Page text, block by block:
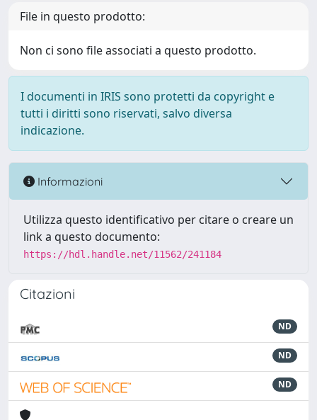
File in questo prodotto:
Non ci sono file associati a questo prodotto.
I documenti in IRIS sono protetti da copyright e
tutti i diritti sono riservati, salvo diversa
indicazione.
Informazioni
Utilizza questo identificativo per citare o creare un
link a questo documento:
https://hdl.handle.net/11562/241184
Citazioni
ND
ND
ND